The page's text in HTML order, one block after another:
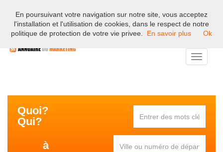
Bienvenue sur l'annuaire professionnel du marketing et de la
communication en France.
Toggle
Quoi?
Qui?
à
En poursuivant votre navigation sur notre site, vous acceptez
l'installation et l'utilisation de cookies, dans le respect de notre
politique de protection de votre vie privee.
En savoir plus Ok